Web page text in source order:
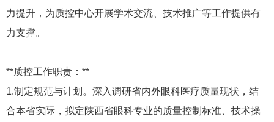
力提升，为质控中心开展学术交流、技术推广等工作提供有
力支撑。
**质控工作职责：**
1.制定规范与计划。深入调研省内外眼科医疗质量现状，结
合本省实际，拟定陕西省眼科专业的质量控制标准、技术操